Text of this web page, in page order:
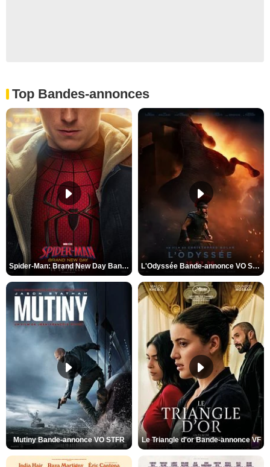
Top Bandes-annonces
Spider-Man: Brand New Day Bande-annonce VO STFR L'Odyssée Bande-annonce VO STFR
Mutiny Bande-annonce VO STFR Le Triangle d'or Bande-annonce VF